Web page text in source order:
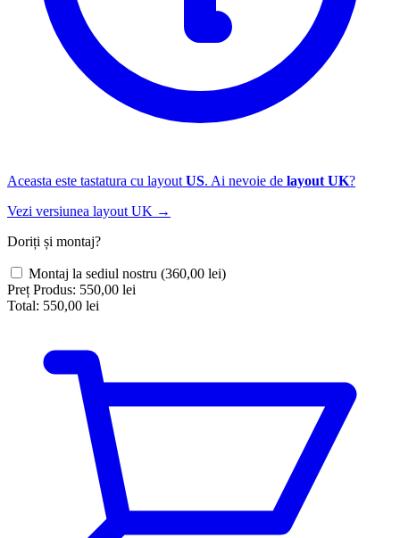
Aceasta este tastatura cu layout US. Ai nevoie de layout UK?
Vezi versiunea layout UK →
Doriți și montaj?
Montaj la sediul nostru (360,00 lei)
Preț Produs: 550,00 lei
Total: 550,00 lei